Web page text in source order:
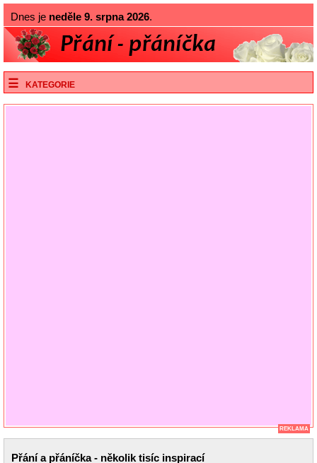
Dnes je neděle 9. srpna 2026.
KATEGORIE
REKLAMA
Přání a přáníčka - několik tisíc inspirací